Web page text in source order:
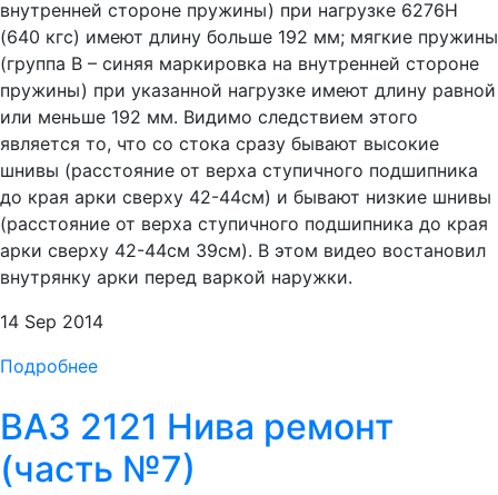
внутренней стороне пружины) при нагрузке 6276H
(640 кгс) имеют длину больше 192 мм; мягкие пружины
(группа B – синяя маркировка на внутренней стороне
пружины) при указанной нагрузке имеют длину равной
или меньше 192 мм. Видимо следствием этого
является то, что со стока сразу бывают высокие
шнивы (расстояние от верха ступичного подшипника
до края арки сверху 42-44см) и бывают низкие шнивы
(расстояние от верха ступичного подшипника до края
арки сверху 42-44см 39см). В этом видео востановил
внутрянку арки перед варкой наружки.
14 Sep 2014
Подробнее
ВАЗ 2121 Нива ремонт
(часть №7)